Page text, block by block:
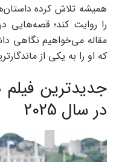
همیشه تلاش کرده
را روایت کند؛ قصه‌هایی
مقاله می‌خواهیم نگاهی
که او را به یکی از
جدیدترین فیلم
در سال 2025